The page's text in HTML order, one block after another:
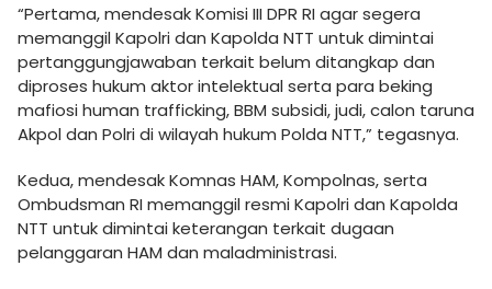
“Pertama, mendesak Komisi III DPR RI agar segera
memanggil Kapolri dan Kapolda NTT untuk dimintai
pertanggungjawaban terkait belum ditangkap dan
diproses hukum aktor intelektual serta para beking
mafiosi human trafficking, BBM subsidi, judi, calon taruna
Akpol dan Polri di wilayah hukum Polda NTT,” tegasnya.
Kedua, mendesak Komnas HAM, Kompolnas, serta
Ombudsman RI memanggil resmi Kapolri dan Kapolda
NTT untuk dimintai keterangan terkait dugaan
pelanggaran HAM dan maladministrasi.